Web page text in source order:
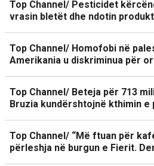
Top Channel/ Pesticidet
vrasin bletët dhe ndotin
Top Channel/ Homofobi në
Amerikania u diskriminua për
Top Channel/ Beteja për 713
Bruzia kundërshtojnë kthimin e
Top Channel/ “Më ftuan për
përleshja në burgun e Fierit.